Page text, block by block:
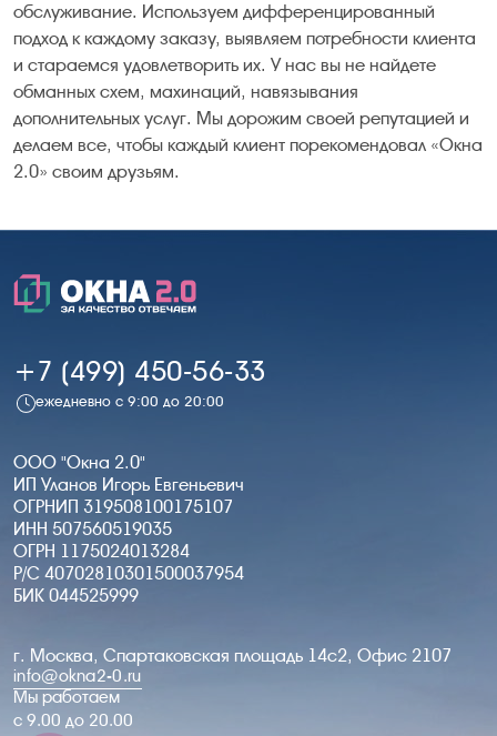
обслуживание. Используем дифференцированный
подход к каждому заказу, выявляем потребности клиента
и стараемся удовлетворить их. У нас вы не найдете
обманных схем, махинаций, навязывания
дополнительных услуг. Мы дорожим своей репутацией и
делаем все, чтобы каждый клиент порекомендовал «Окна
2.0» своим друзьям.
+7 (499) 450-56-33
ежедневно с 9:00 до 20:00
ООО "Окна 2.0"
ИП Уланов Игорь Евгеньевич
ОГРНИП 319508100175107
ИНН 507560519035
ОГРН 1175024013284
Р/С 40702810301500037954
БИК 044525999
г. Москва, Спартаковская площадь 14с2, Офис 2107
info@okna2-0.ru
Мы работаем
c 9.00 до 20.00